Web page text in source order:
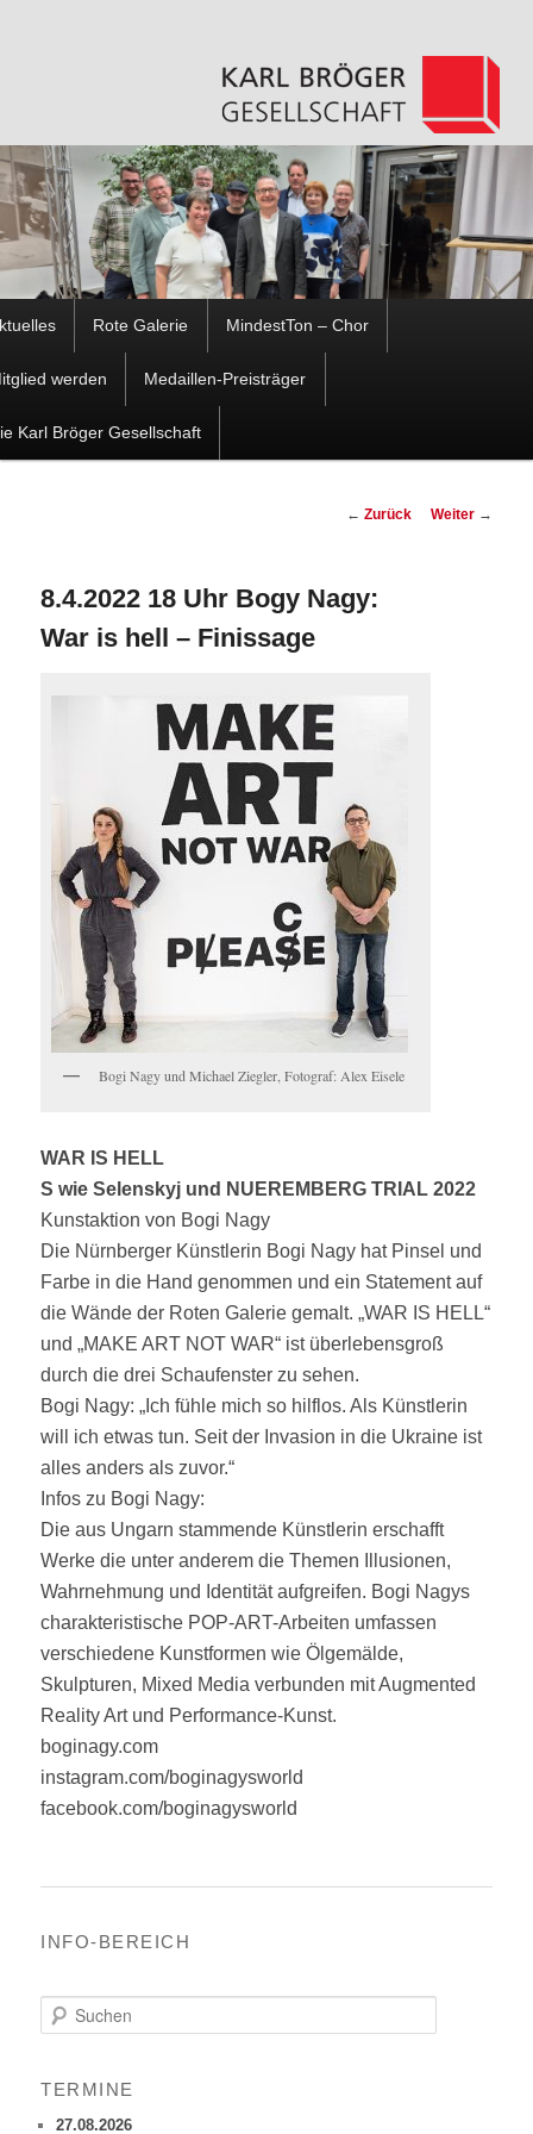
Zum
wechseln
Zum
Inhalt
Rote Galerie MindestTon – Chor
werden Medaillen-Preisträger
Karl Bröger Gesellschaft
Beitragsnavigation
← Zurück Weiter →
8.4.2022 18 Uhr Bogy Nagy:
War is hell – Finissage
Bogi Nagy und Michael Ziegler, Fotograf: Alex Eisele
WAR IS HELL
S wie Selenskyj und NUEREMBERG TRIAL 2022
Kunstaktion von Bogi Nagy
Die Nürnberger Künstlerin Bogi Nagy hat Pinsel und
Farbe in die Hand genommen und ein Statement auf
die Wände der Roten Galerie gemalt. „WAR IS HELL“
und „MAKE ART NOT WAR“ ist überlebensgroß
durch die drei Schaufenster zu sehen.
Bogi Nagy: „Ich fühle mich so hilflos. Als Künstlerin
will ich etwas tun. Seit der Invasion in die Ukraine ist
alles anders als zuvor.“
Infos zu Bogi Nagy:
Die aus Ungarn stammende Künstlerin erschafft
Werke die unter anderem die Themen Illusionen,
Wahrnehmung und Identität aufgreifen. Bogi Nagys
charakteristische POP-ART-Arbeiten umfassen
verschiedene Kunstformen wie Ölgemälde,
Skulpturen, Mixed Media verbunden mit Augmented
Reality Art und Performance-Kunst.
boginagy.com
instagram.com/boginagysworld
facebook.com/boginagysworld
INFO-BEREICH
u
e
n
TERMINE
27.08.2026